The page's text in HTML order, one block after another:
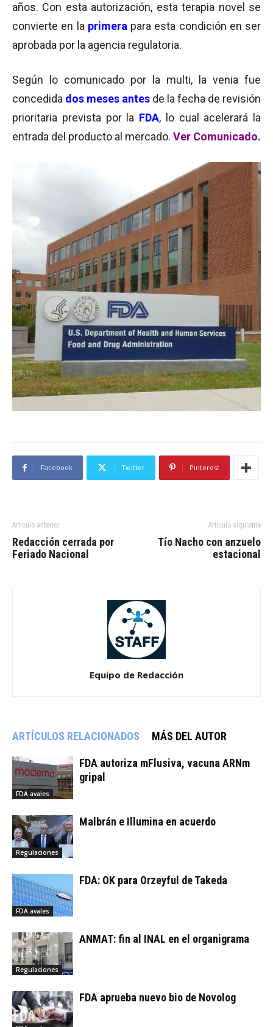
años. Con esta autorización, esta terapia novel se
convierte en la primera para esta condición en ser
aprobada por la agencia regulatoria.
Según lo comunicado por la multi, la venia fue
concedida dos meses antes de la fecha de revisión
prioritaria prevista por la FDA, lo cual acelerará la
entrada del producto al mercado. Ver Comunicado.
Facebook Twitter Pinterest
Artículo anterior
Redacción cerrada por
Feriado Nacional
Artículo siguiente
Tío Nacho con anzuelo
estacional
Equipo de Redacción
ARTÍCULOS RELACIONADOS MÁS DEL AUTOR
FDA avales
FDA autoriza mFlusiva, vacuna ARNm
gripal
Regulaciones
Malbrán e Illumina en acuerdo
FDA avales
FDA: OK para Orzeyful de Takeda
Regulaciones
ANMAT: fin al INAL en el organigrama
FDA aprueba nuevo bio de Novolog